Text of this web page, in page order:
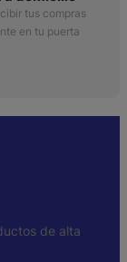
tus compras
en tu puerta
de alta